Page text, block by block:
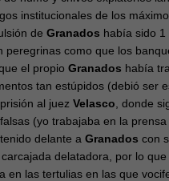
institucionales de los
de Granados había sido
peregrinas como que los
el propio Granados había
tan estúpidos (debió ser
al juez Velasco , donde
(yo trabajaba en la
delante a Granados con
delatadora, por lo
en las tertulias en las que